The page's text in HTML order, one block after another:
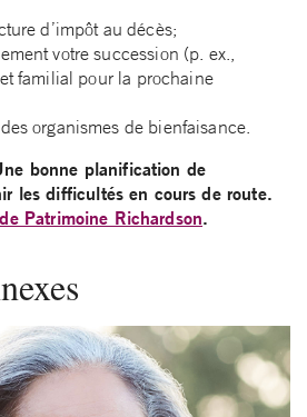
d’impôt au décès;
votre succession (p. ex.,
familial pour la prochaine
organismes de bienfaisance.
bonne planification de
les difficultés en cours de route.
Patrimoine Richardson.